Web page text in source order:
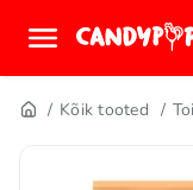
Kõik tooted